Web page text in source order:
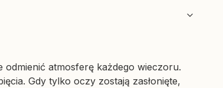
atmosferę każdego wieczoru.
Gdy tylko oczy zostają zasłonięte,